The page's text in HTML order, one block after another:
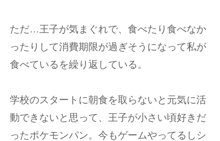
ただ…王子が気まぐれで、食べたり食べなか
ったりして消費期限が過ぎそうになって私が
食べているを繰り返している。
学校のスタートに朝食を取らないと元気に活
動できないと思って、王子が小さい頃好きだ
ったポケモンパン。今もゲームやってるしシ